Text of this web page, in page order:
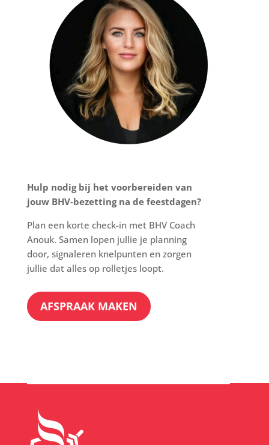
Hulp nodig bij het voorbereiden van
jouw BHV-bezetting na de feestdagen?
Plan een korte check-in met BHV Coach
Anouk. Samen lopen jullie je planning
door, signaleren knelpunten en zorgen
jullie dat alles op rolletjes loopt.
AFSPRAAK MAKEN